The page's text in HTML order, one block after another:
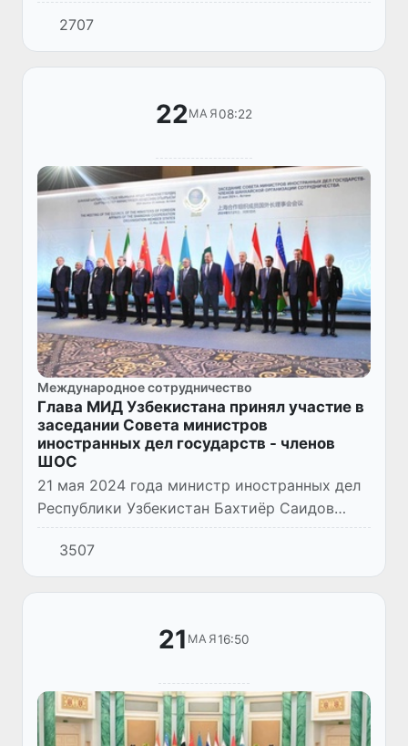
республиканскую школу «Баркамол авлод».
В рамках визита состоялась продуктивная
встреча с руководством шк...
2707
22МАЯ08:22
Международное сотрудничество
Глава МИД Узбекистана принял участие в
заседании Совета министров
иностранных дел государств - членов
ШОС
21 мая 2024 года министр иностранных дел
Республики Узбекистан Бахтиёр Саидов
принял участие в заседании СМИД ШОС в
Астане.
3507
21 МАЯ16:50